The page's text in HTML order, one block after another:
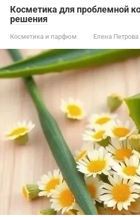
Косметика для проблемной
решения
Косметика и парфюм Елена Петрова